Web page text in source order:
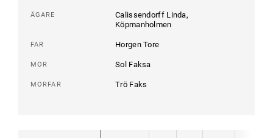
ÄGARE
Calissendorff Linda,
Köpmanholmen
FAR Horgen Tore
MOR Sol Faksa
MORFAR Trö Faks